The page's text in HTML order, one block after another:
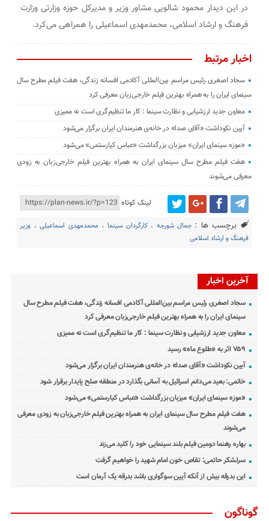
در این دیدار محمود شالویی مشاور وزیر و مدیرکل حوزه وزارتی وزارت
فرهنگ و ارشاد اسلامی، محمدمهدی اسماعیلی را همراهی می‌کرد.
اخبار مرتبط
سجاد اصغری رئیس مراسم بین‌المللی آکادمی افسانه زندگی، هفت فیلم مطرح سال
سینمای ایران را به همراه بهترین فیلم خارجی‌زبان معرفی کرد
معاون جدید ارزشیابی و نظارت سینما : کار ما تنظیم‌گری است نه ممیزی
آیین نکوداشت «آقای صدا» در خانه‌ی هنرمندان ایران برگزار می‌شود
«موزه سینمای ایران» میزبان بزرگداشت «عباس کیارستمی» می‌شود
هفت فیلم مطرح سال سینمای ایران به همراه بهترین فیلم خارجی‌زبان به زودی
معرفی می‌شوند
لینک کوتاه
برچسب ها : جمال شورجه ،کارگردان سینما ، محمدمهدی اسماعیلی، وزیر
فرهنگ و ارشاد اسلامی
آخرین اخبار
سجاد اصغری رئیس مراسم بین‌المللی آکادمی افسانه زندگی، هفت فیلم مطرح سال
سینمای ایران را به همراه بهترین فیلم خارجی‌زبان معرفی کرد
معاون جدید ارزشیابی و نظارت سینما : کار ما تنظیم‌گری است نه ممیزی
۷۵۹ اثر به «طلوع ماه» رسید
آیین نکوداشت «آقای صدا» در خانه‌ی هنرمندان ایران برگزار می‌شود
خاتمی: بعید می‌دانم اسرائیل به آسانی بگذارد در منطقه صلح پایدار برقرار شود
«موزه سینمای ایران» میزبان بزرگداشت «عباس کیارستمی» می‌شود
هفت فیلم مطرح سال سینمای ایران به همراه بهترین فیلم خارجی‌زبان به زودی معرفی
می‌شوند
بهاره رهنما دومین فیلم بلند سینمایی خود را کلید می‌زند
سرلشکر حاتمی: تقاص خون امام شهید را خواهیم گرفت
این بدرقه بیش از آنکه آیین سوگواری باشد بدرقه یک آرمان است
گوناگون